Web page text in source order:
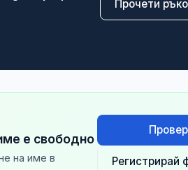
Прочети
е свободно
на име в